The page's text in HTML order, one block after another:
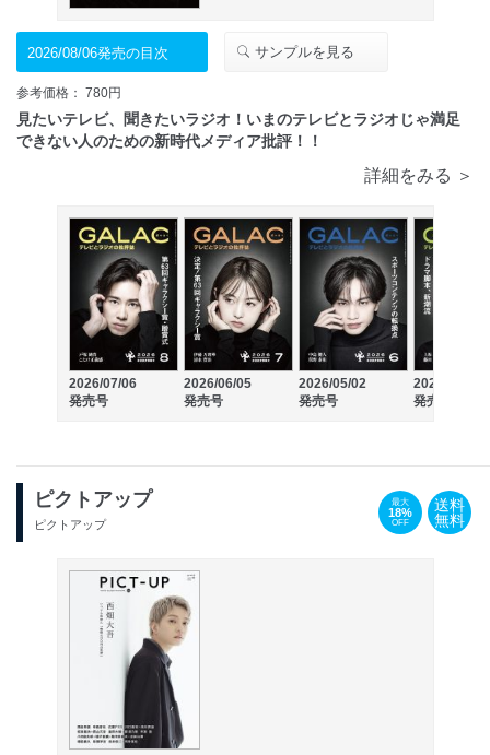
2026/08/06発売の目次 サンプルを見る
参考価格： 780円
見たいテレビ、聞きたいラジオ！いまのテレビとラジオじゃ満足
できない人のための新時代メディア批評！！
詳細をみる ＞
2026/07/06
発売号
2026/06/05
発売号
2026/05/02
発売号
2026/04/06
発売号
ピクトアップ
ピクトアップ
最大
18%
OFF
送料
無料